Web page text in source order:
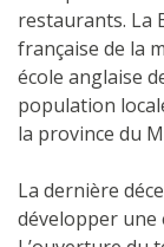
restaurants. La
française de la
école anglaise
population
la province du
La dernière
développer une